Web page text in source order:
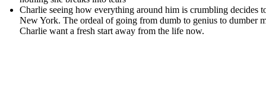
Charlie seeing how everything around him is crumbling decides
New York. The ordeal of going from dumb to genius to dumber
Charlie want a fresh start away from the life now.